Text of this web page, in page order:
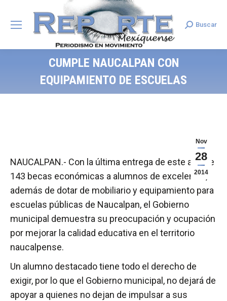
Search:
Buscar
CUMPLE NAUCALPAN CON
EQUIPAMIENTO DE ESCUELAS
Nov
28
2014
NAUCALPAN.- Con la última entrega de este año de
143 becas económicas a alumnos de excelencia,
además de dotar de mobiliario y equipamiento para
escuelas públicas de Naucalpan, el Gobierno
municipal demuestra su preocupación y ocupación
por mejorar la calidad educativa en el territorio
naucalpense.
Un alumno destacado tiene todo el derecho de
exigir, por lo que el Gobierno municipal, no dejará de
apoyar a quienes no dejan de impulsar a sus